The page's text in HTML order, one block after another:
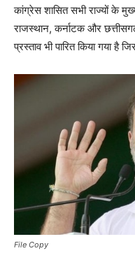
कांग्रेस शासित सभी राज्यों के
राजस्थान, कर्नाटक और
प्रस्ताव भी पारित किया गया है
File Copy